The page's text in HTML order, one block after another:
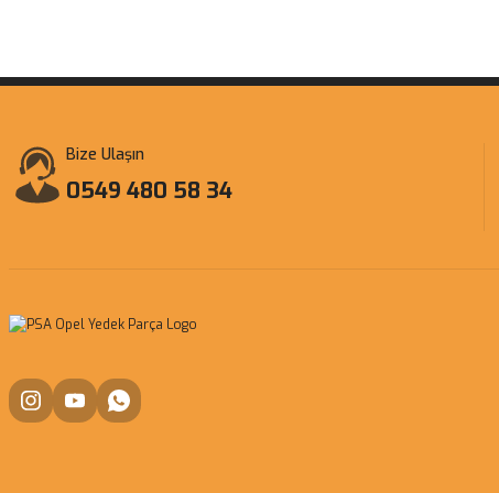
Bize Ulaşın
0549 480 58 34